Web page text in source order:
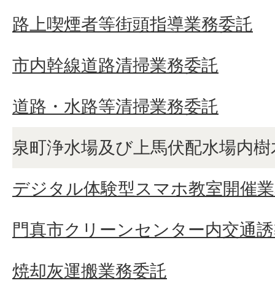
路上喫煙者等街頭指導業務委託
市内幹線道路清掃業務委託
道路・水路等清掃業務委託
泉町浄水場及び上馬伏配水場内
デジタル体験型スマホ教室開催
門真市クリーンセンター内交通
焼却灰運搬業務委託